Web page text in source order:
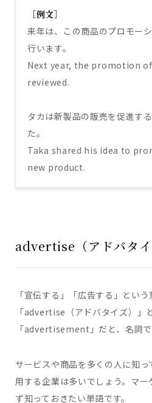
［例文］
来年は、この商品のプロモー
行います。
Next year, the promotion
reviewed.
タカは新製品の販売を促進す
た。
Taka shared his idea to
new product.
advertise（アドバタイ
「宣伝する」「広告する」とい
「advertise（アドバタイズ）」
「advertisement」だと、名詞で
サービスや商品を多くの人に知
用する企業は多いでしょう。マ
ず知っておきたい単語です。